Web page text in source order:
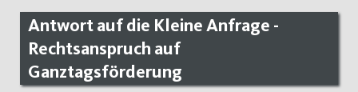
Antwort auf die Kleine Anfrage -
Rechtsanspruch auf
Ganztagsförderung